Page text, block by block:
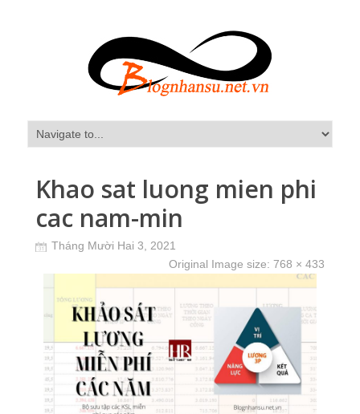
Khao sat luong mien phi
cac nam-min
Tháng Mười Hai 3, 2021
Original Image size: 768 × 433